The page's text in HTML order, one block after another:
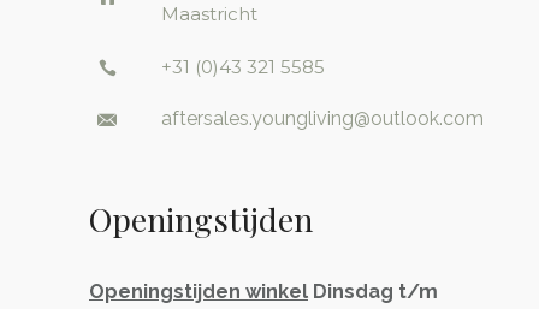
Maastricht
+31 (0)43 321 5585
aftersales.youngliving@outlook.com
Openingstijden
Openingstijden winkel Dinsdag t/m